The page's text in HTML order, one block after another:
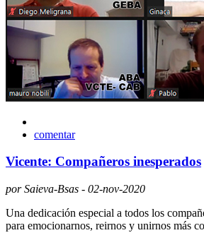
comentar
Vicente: Compañeros inesperados
por Saieva-Bsas - 02-nov-2020
Una dedicación especial a todos los
para emocionarnos, reirnos y unirnos más